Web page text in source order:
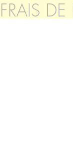
FRAIS